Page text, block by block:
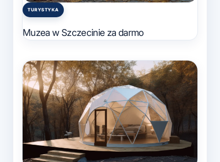
Posted
TURYSTYKA
Muzea w Szczecinie za darmo